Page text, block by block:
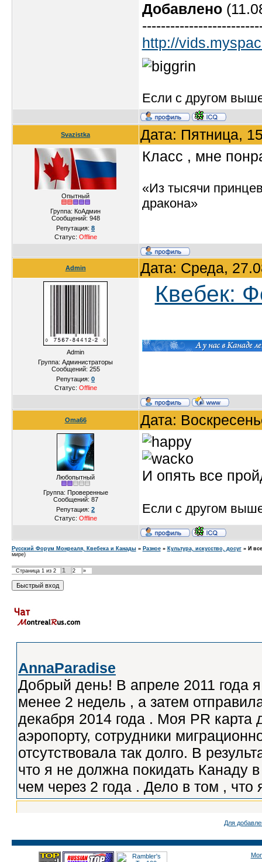
Добавлено
http://
Если с другом
Svazistka Дата: Пятница,
Опытный
Группа: КоАдмин
Сообщений: 948
Репутация:8
Статус: Offline
Класс , мне
«Из тысячи
дракона»
Admin Дата: Среда,
Admin
Группа: Администраторы
Сообщений: 255
Репутация:0
Статус: Offline
Квебек:
Oma66 Дата:
Любопытный
Группа: Проверенные
Сообщений: 87
Репутация:2
Статус: Offline
И опять все
Если с другом
Русский Форум Монреаля, Квебека и Канады » Разное » Культура, искусство, досуг » И
мире)
Страница 1из 2 1 2 »
Для